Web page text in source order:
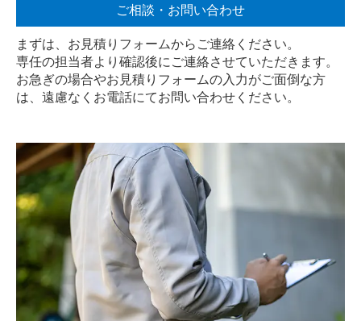
ご相談・お問い合わせ
まずは、お見積りフォームからご連絡ください。
専任の担当者より確認後にご連絡させていただきます。
お急ぎの場合やお見積りフォームの入力がご面倒な方
は、遠慮なく お電話にてお問い合わせください。